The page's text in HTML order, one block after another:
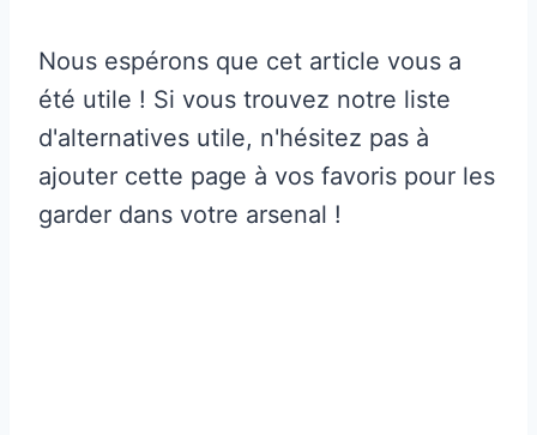
Nous espérons que cet article vous a
été utile ! Si vous trouvez notre liste
d'alternatives utile, n'hésitez pas à
ajouter cette page à vos favoris pour les
garder dans votre arsenal !